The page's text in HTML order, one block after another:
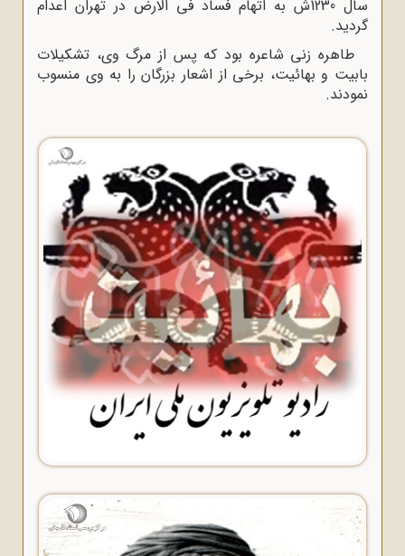
سال 1230ش به اتهام فساد فی الارض در تهران اعدام
گردید.
طاهره زنی شاعره بود که پس از مرگ وی، تشکیلات
بابیت و بهائیت، برخی از اشعار بزرگان را به وی منسوب
نمودند.